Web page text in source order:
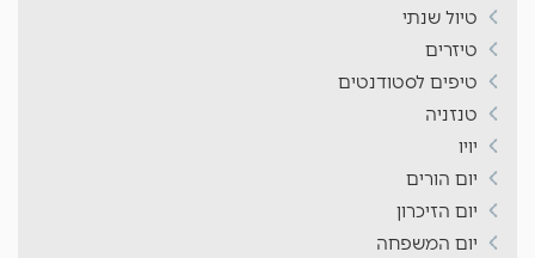
טיול שנתי
טיזרים
טיפים לסטודנטים
טנזניה
יויו
יום הורים
יום הזיכרון
יום המשפחה